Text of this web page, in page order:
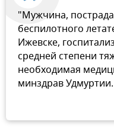
"Мужчина,
беспилотного
Ижевске,
средней степени
необходимая
минздрав Удмуртии.